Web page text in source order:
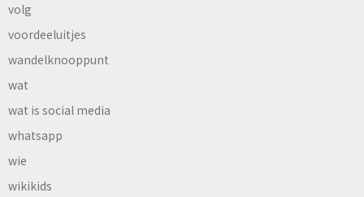
volg
voordeeluitjes
wandelknooppunt
wat
wat is social media
whatsapp
wie
wikikids